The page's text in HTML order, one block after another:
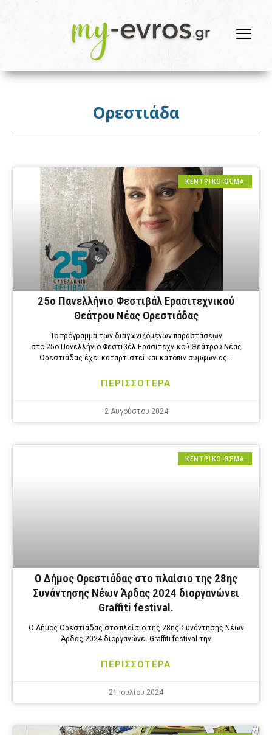
Ορεστιάδα
ΚΕΝΤΡΙΚΟ ΘΕΜΑ
25ο Πανελλήνιο Φεστιβάλ Ερασιτεχνικού
Θεάτρου Νέας Ορεστιάδας
Το πρόγραμμα των διαγωνιζόμενων παραστάσεων
στο 25ο Πανελλήνιο Φεστιβάλ Ερασιτεχνικού Θεάτρου Νέας
Ορεστιάδας έχει καταρτιστεί και κατόπιν συμφωνίας…
ΠΕΡΙΣΣΟΤΕΡΑ
2 Αυγούστου 2024
ΚΕΝΤΡΙΚΟ ΘΕΜΑ
Ο Δήμος Ορεστιάδας στο πλαίσιο της 28ης
Συνάντησης Νέων Άρδας 2024 διοργανώνει
Graffiti festival.
Ο Δήμος Ορεστιάδας στο πλαίσιο της 28ης Συνάντησης Νέων
Άρδας 2024 διοργανώνει Graffiti festival την
ΠΕΡΙΣΣΟΤΕΡΑ
21 Ιουλίου 2024